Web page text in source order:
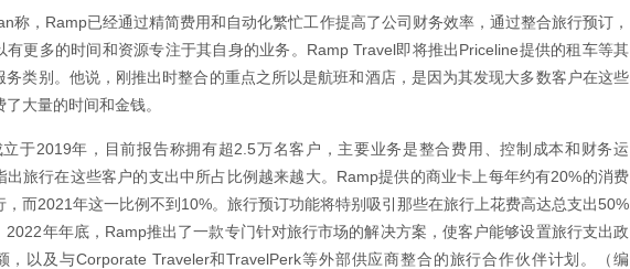
称，Ramp已经通过精简费用和自动化繁忙工作提高了公司财务效率，通过整合旅行预订，
有更多的时间和资源专注于其自身的业务。Ramp Travel即将推出Priceline提供的租车等其
务类别。他说，刚推出时整合的重点之所以是航班和酒店，是因为其发现大多数客户在这些
了大量的时间和金钱。
立于2019年，目前报告称拥有超2.5万名客户，主要业务是整合费用、控制成本和财务运
出旅行在这些客户的支出中所占比例越来越大。Ramp提供的商业卡上每年约有20%的消费
，而2021年这一比例不到10%。旅行预订功能将特别吸引那些在旅行上花费高达总支出50%
2022年年底，Ramp推出了一款专门针对旅行市场的解决方案，使客户能够设置旅行支出政
，以及与Corporate Traveler和TravelPerk等外部供应商整合的旅行合作伙伴计划。（编